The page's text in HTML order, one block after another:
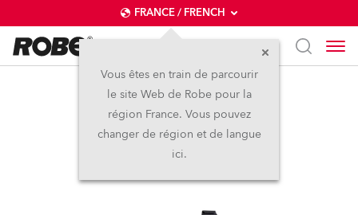
FRANCE / FRENCH
Vous êtes en train de parcourir
le site Web de Robe pour la
région France. Vous pouvez
changer de région et de langue
ici.
iFORTE® Fresnel
Nouveau IP65